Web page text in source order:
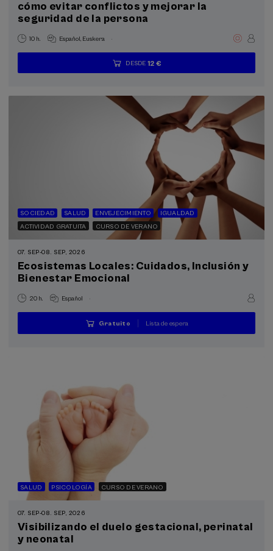
cómo evitar conflictos y mejorar la
seguridad de la persona
10 h. Español Euskera .
...
DESDE 12 €
Últimas
plazas
Gratuito
Fecha
pasada
Lista
de
Plazo
de
SOCIEDAD SALUD ENVEJECIMIENTO
IGUALDAD
ACTIVIDAD GRATUITA
CURSO DE VERANO
07. SEP-08. SEP, 2026
Ecosistemas Locales: Cuidados, Inclusión y
Bienestar Emocional
20 h. Español .
...
Gratuito
Últimas
plazas
Gratuito
Fecha
pasada
Lista de espera
Plazo
de
SALUD PSICOLOGÍA CURSO DE VERANO
07. SEP-08. SEP, 2026
Visibilizando el duelo gestacional, perinatal
y neonatal